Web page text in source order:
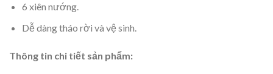
6 xiên nướng.
Dễ dàng tháo rời và vệ sinh.
Thông tin chi tiết sản phẩm: